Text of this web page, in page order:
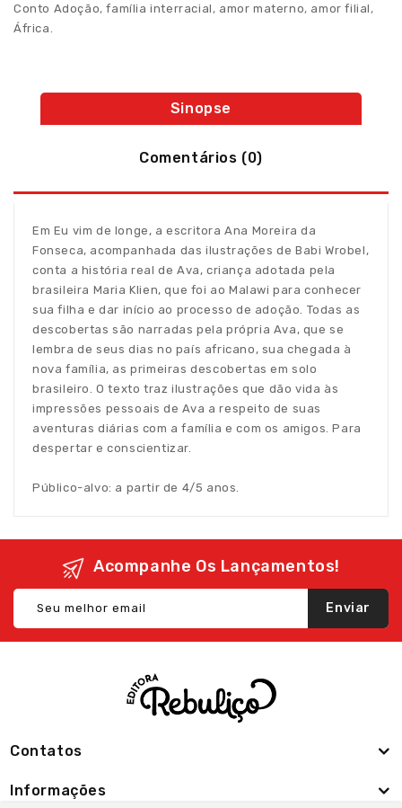
Conto Adoção,família interracial , amor materno, amor filial ,
África.
Sinopse
Comentários (0)
Em Eu vim de longe, a escritora Ana Moreira da
Fonseca, acompanhada das ilustrações de Babi Wrobel,
conta a história real de Ava, criança adotada pela
brasileira Maria Klien, que foi ao Malawi para conhecer
sua filha e dar início ao processo de adoção. Todas as
descobertas são narradas pela própria Ava, que se
lembra de seus dias no país africano, sua chegada à
nova família, as primeiras descobertas em solo
brasileiro. O texto traz ilustrações que dão vida às
impressões pessoais de Ava a respeito de suas
aventuras diárias com a família e com os amigos. Para
despertar e conscientizar.
Público-alvo: a partir de 4/5 anos.
Acompanhe Os Lançamentos!
Enviar
Contatos
Informações